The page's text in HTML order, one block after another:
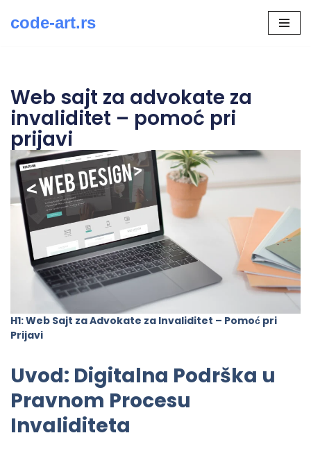
code-art.rs
Web sajt za advokate za
invaliditet – pomoć pri
prijavi
H1: Web Sajt za Advokate za Invaliditet – Pomoć pri
Prijavi
Uvod: Digitalna Podrška u
Pravnom Procesu
Invaliditeta